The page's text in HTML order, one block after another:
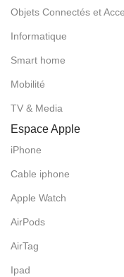
Objets Connectés et
Informatique
Smart home
Mobilité
TV & Media
Espace Apple
iPhone
Cable iphone
Apple Watch
AirPods
AirTag
Ipad